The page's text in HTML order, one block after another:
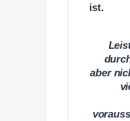
ist.
aber